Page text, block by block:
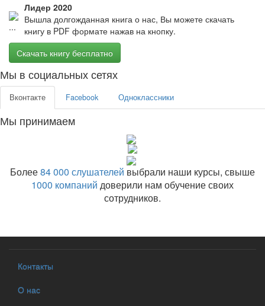
Лидер 2020
Вышла долгожданная книга о нас, Вы можете скачать
книгу в PDF формате нажав на кнопку.
Скачать книгу бесплатно
Мы в социальных сетях
Вконтакте Facebook Одноклассники
Мы принимаем
Более84 000 слушателей выбрали наши курсы, свыше
1000 компаний доверили нам обучение своих
сотрудников.
Контакты
О нас